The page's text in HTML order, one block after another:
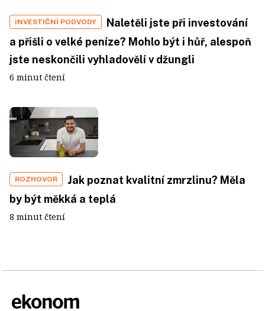
INVESTIČNÍ PODVODY
Naletěli jste při investování
a přišli o velké peníze? Mohlo být i hůř, alespoň
jste neskončili vyhladovělí v džungli
6 minut čtení
ROZHOVOR
Jak poznat kvalitní zmrzlinu? Měla
by být měkká a teplá
8 minut čtení